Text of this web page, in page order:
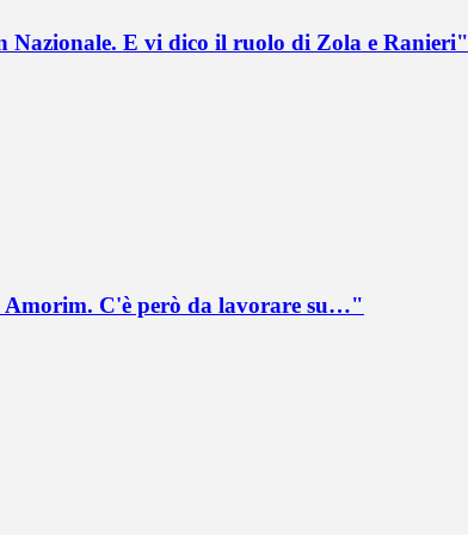
Nazionale. E vi dico il ruolo di Zola e Ranieri"
C'è però da lavorare su…"